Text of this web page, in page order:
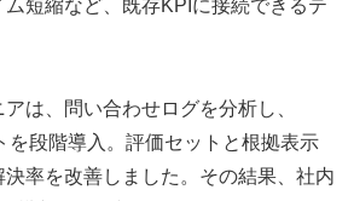
短縮など、既存KPIに接続できるテ
は、問い合わせログを分析し、
を段階導入。評価セットと根拠表示
率を改善しました。その結果、社内